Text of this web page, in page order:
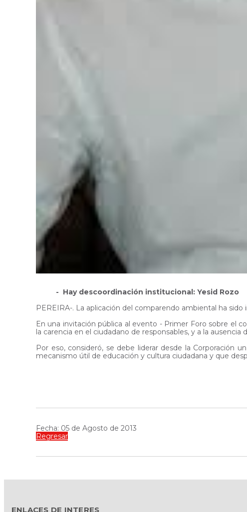
- Hay descoordinación institucional: Yesid Rozo
PEREIRA-. La aplicación del comparendo ambiental ha
En una invitación pública al evento - Primer Foro sobre el
la carencia en el ciudadano de responsables, y a la
Por eso, consideró, se debe liderar desde la Corporación
mecanismo útil de educación y cultura ciudadana y que
Fecha: 05 de Agosto de 2013
Regresar
ENLACES DE INTERES